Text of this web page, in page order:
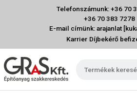
Telefonszámunk: +36 70
+36 70 383 7278
E-mail címünk: arajanlat
Karrier Díjbekérő